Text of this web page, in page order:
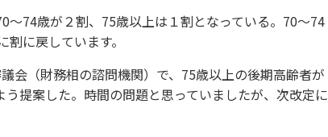
74歳が２割、75歳以上は１割となっている。70～74
に戻しています。
会（財務相の諮問機関）で、75歳以上の後期高齢者が
提案した。時間の問題と思っていましたが、次改定に